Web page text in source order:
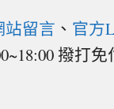
站留言 、 官方
撥打